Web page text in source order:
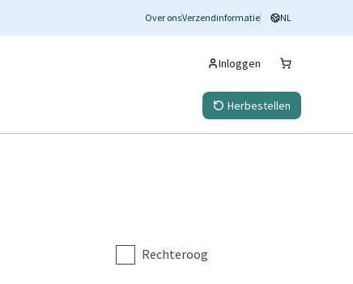
Over onsVerzendinformatie NL
Inloggen
Herbestellen
Rechteroog